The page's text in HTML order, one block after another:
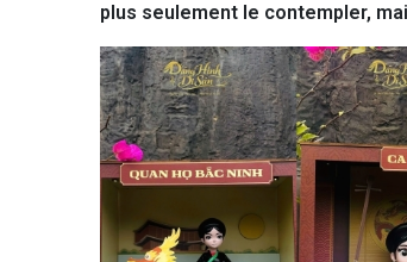
plus seulement le contempler,